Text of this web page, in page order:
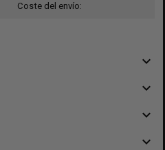
Coste del envío:
navigate_before
navigate_before
navigate_before
navigate_before